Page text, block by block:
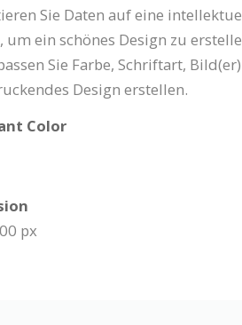
Sie Daten auf eine
um ein schönes Design zu
Sie Farbe, Schriftart,
Design erstellen.
Color
px